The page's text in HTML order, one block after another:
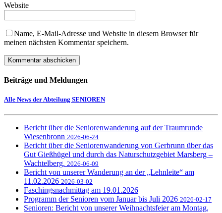
Website
Name, E-Mail-Adresse und Website in diesem Browser für
meinen nächsten Kommentar speichern.
Beiträge und Meldungen
Alle News der Abteilung SENIOREN
Bericht über die Seniorenwanderung auf der Traumrunde
Wiesenbronn 2026-06-24
Bericht über die Seniorenwanderung von Gerbrunn über das
Gut Gießhügel und durch das Naturschutzgebiet Marsberg –
Wachtelberg. 2026-06-09
Bericht von unserer Wanderung an der „Lehnleite“ am
11.02.2026 2026-03-02
Faschingsnachmittag am 19.01.2026
Programm der Senioren vom Januar bis Juli 2026 2026-02-17
Senioren: Bericht von unserer Weihnachtsfeier am Montag,